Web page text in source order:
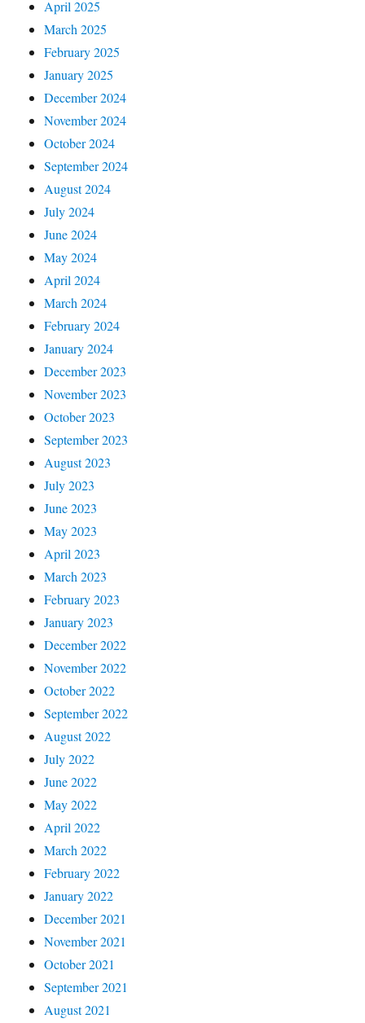
April 2025
March 2025
February 2025
January 2025
December 2024
November 2024
October 2024
September 2024
August 2024
July 2024
June 2024
May 2024
April 2024
March 2024
February 2024
January 2024
December 2023
November 2023
October 2023
September 2023
August 2023
July 2023
June 2023
May 2023
April 2023
March 2023
February 2023
January 2023
December 2022
November 2022
October 2022
September 2022
August 2022
July 2022
June 2022
May 2022
April 2022
March 2022
February 2022
January 2022
December 2021
November 2021
October 2021
September 2021
August 2021